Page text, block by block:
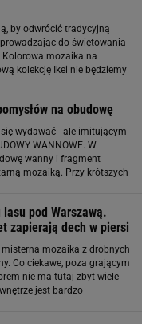
by odwrócić tradycyjną
do świętowania
mozaika na
kolekcję Ikei nie będziemy
na obudowę
wydawać - ale imitującym
WANNOWE. W
wanny i fragment
mozaiką. Przy krótszych
pod Warszawą.
zapierają dech w piersi
mozaika z drobnych
Co ciekawe, poza grającym
nie ma tutaj zbyt wiele
jest bardzo